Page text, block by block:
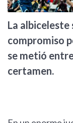
La albiceleste
compromiso
se metió
certamen.